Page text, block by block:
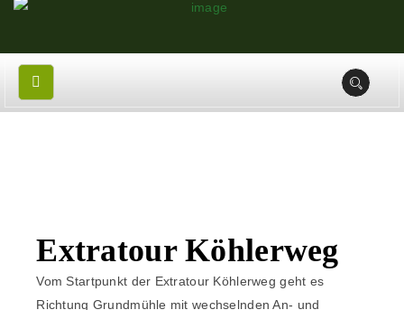
Extratour Köhlerweg
Vom Startpunkt der Extratour Köhlerweg geht es
Richtung Grundmühle mit wechselnden An- und